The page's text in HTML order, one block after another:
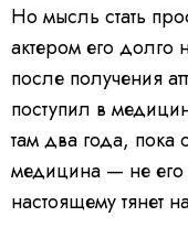
Но мысль стать
актером его долго
после получения
поступил в
там два года, пока
медицина — не его
настоящему тянет